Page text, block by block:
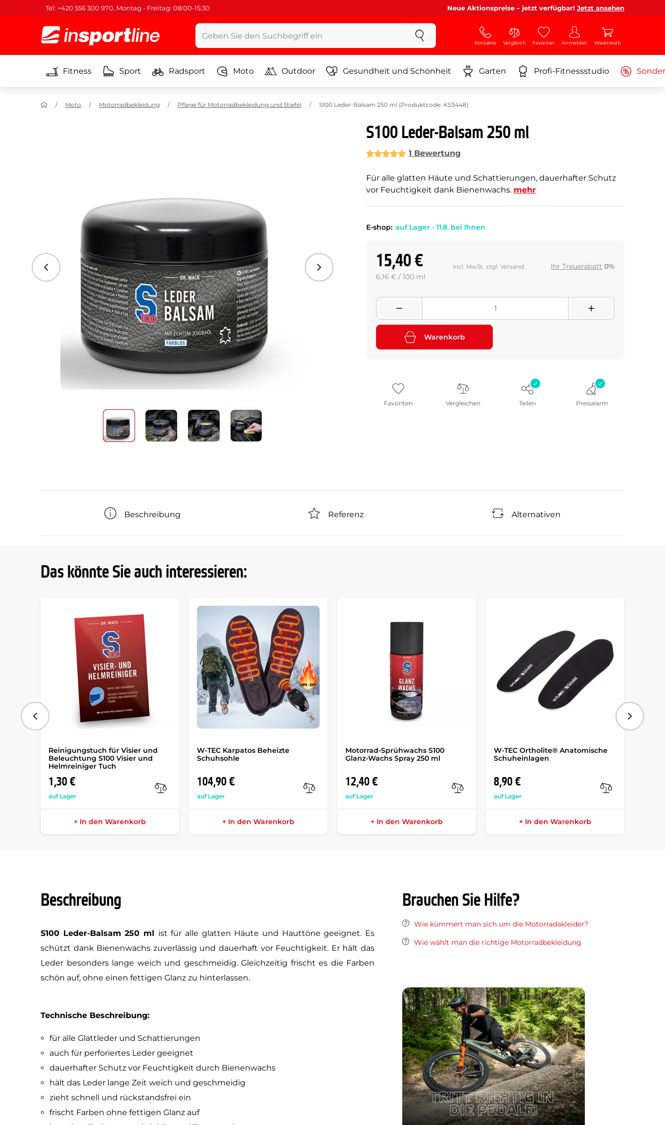
Tel: +420 556 300 970, Montag - Freitag: 08:00-15:30 Neue Aktionspreise – jetzt verfügbar! Jetzt ansehen
Kontakte Vergleich Favoriten Anmelden Warenkorb
Fitness Sport Radsport Moto Outdoor Gesundheit und Schönheit Garten Profi-Fitnessstudio
Moto Motorradbekleidung Pflege für Motorradbekleidung und Stiefel S100 Leder-Balsam 250 ml (Produktcode: KS3448)
S100 Leder-Balsam 250 ml
1 Bewertung
Für alle glatten Häute und Schattierungen, dauerhafter Schutz
vor Feuchtigkeit dank Bienenwachs. mehr
vorhergehend Folgend
E-shop: auf Lager - 11.8. bei Ihnen
15,40 €
6,16 € / 100 ml
incl. MwSt. zzgl. Versand Ihr Treuerabatt 0%
Warenkorb
Favoriten Vergleichen Teilen Preisalarm
Beschreibung Referenz Alternativen
Das könnte Sie auch interessieren:
Reinigungstuch für Visier und
Beleuchtung S100 Visier und
Helmreiniger Tuch
1,30 €
auf Lager
+ In den Warenkorb
W-TEC Karpatos Beheizte
Schuhsohle
104,90 €
auf Lager
+ In den Warenkorb
Motorrad-Sprühwachs S100
Glanz-Wachs Spray 250 ml
12,40 €
auf Lager
+ In den Warenkorb
W-TEC Ortholite® Anatomische
Schuheinlagen
8,90 €
auf Lager
+ In den Warenkorb
vorhergehend Folgend
Beschreibung
S100 Leder-Balsam 250 ml ist für alle glatten Häute und Hauttöne geeignet. Es
schützt dank Bienenwachs zuverlässig und dauerhaft vor Feuchtigkeit. Er hält das
Leder besonders lange weich und geschmeidig. Gleichzeitig frischt es die Farben
schön auf, ohne einen fettigen Glanz zu hinterlassen.
Technische Beschreibung:
für alle Glattleder und Schattierungen
auch für perforiertes Leder geeignet
dauerhafter Schutz vor Feuchtigkeit durch Bienenwachs
hält das Leder lange Zeit weich und geschmeidig
zieht schnell und rückstandsfrei ein
frischt Farben ohne fettigen Glanz auf
Brauchen Sie Hilfe?
Wie kümmert man sich um die Motorradakleider?
Wie wählt man die richtige Motorradbekleidung